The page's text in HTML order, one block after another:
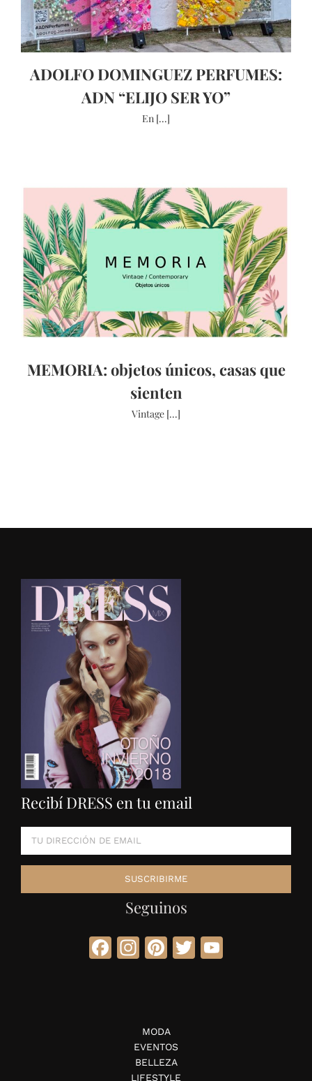
ADOLFO DOMINGUEZ PERFUMES:
ADN “ELIJO SER YO”
En [...]
MEMORIA: objetos únicos, casas que
sienten
Vintage [...]
Recibí DRESS en tu email
Seguinos
Facebook
Instagram
Pinterest
Twitter
MODA
EVENTOS
BELLEZA
LIFESTYLE